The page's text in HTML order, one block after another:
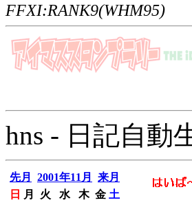
FFXI:RANK9(WHM95)
hns - 日記自動
先月 2001年11月
来月
日
月 火 水 木 金 土